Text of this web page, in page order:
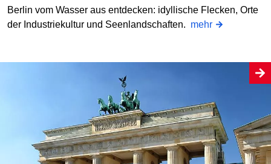
Berlin vom Wasser aus entdecken: idyllische Flecken, Orte
der Industriekultur und Seenlandschaften. mehr